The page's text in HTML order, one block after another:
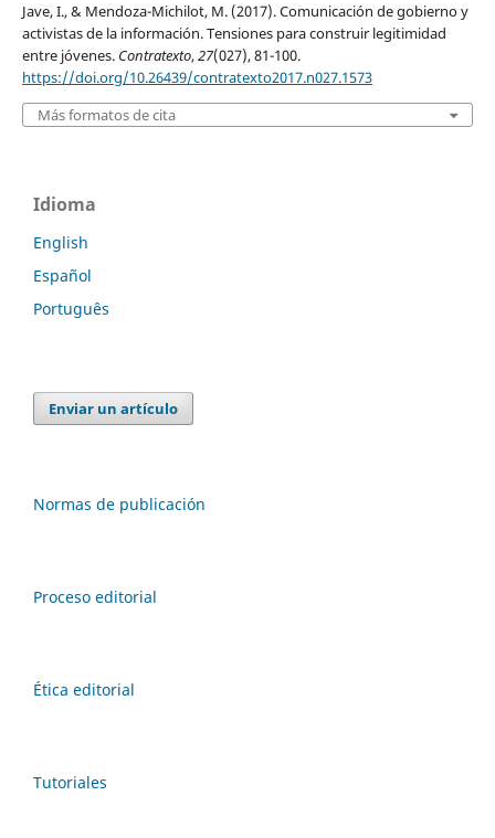
Jave, I., & Mendoza-Michilot, M. (2017). Comunicación de gobierno y
activistas de la información. Tensiones para construir legitimidad
entre jóvenes. Contratexto,27(027), 81-100.
https://doi.org/10.26439/contratexto2017.n027.1573
Más formatos de cita
Idioma
English
Español
Português
Enviar un artículo
Normas de publicación
Proceso editorial
Ética editorial
Tutoriales